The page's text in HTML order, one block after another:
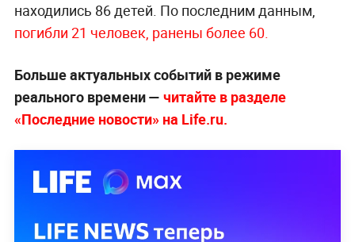
находились 86 детей. По последним данным,
погибли 21 человек, ранены более 60.
Больше актуальных событий в режиме
реального времени — читайте в разделе
«Последние новости» на Life.ru.